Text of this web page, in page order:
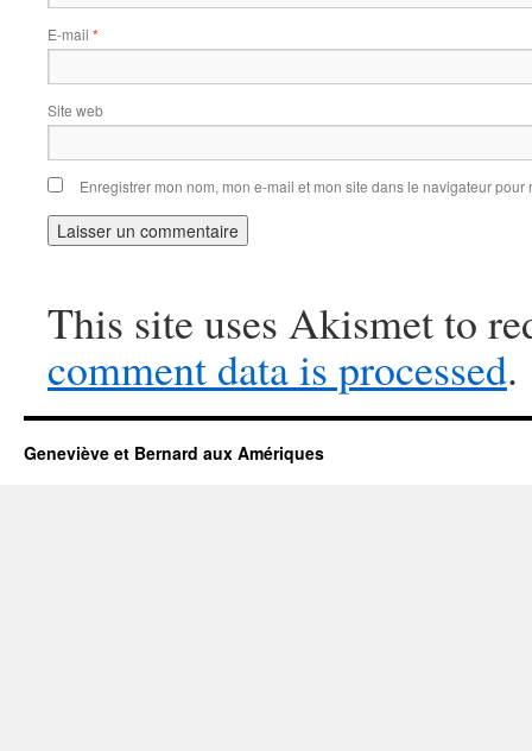
E-mail *
Site web
Enregistrer mon nom, mon e-mail et mon site dans le navigateur
This site uses Akismet to
comment data is processed.
Geneviève et Bernard aux Amériques